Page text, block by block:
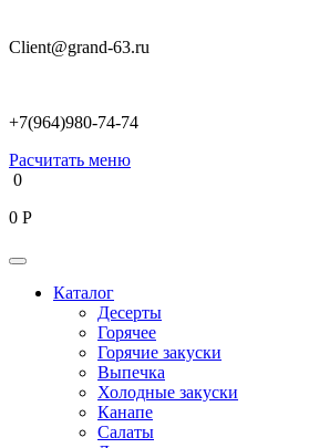
Client@grand-63.ru
+7(964)980-74-74
Расчитать меню
0
0 Р
Каталог
Десерты
Горячее
Горячие закуски
Выпечка
Холодные закуски
Канапе
Салаты